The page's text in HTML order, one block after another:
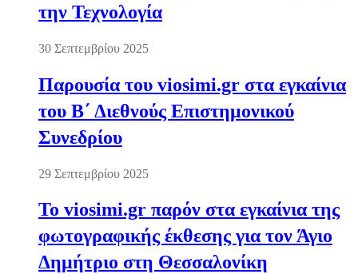
την Τεχνολογία
30 Σεπτεμβρίου 2025
Παρουσία του viosimi.gr στα εγκαίνια
του Β΄ Διεθνούς Επιστημονικού
Συνεδρίου
29 Σεπτεμβρίου 2025
Το viosimi.gr παρόν στα εγκαίνια της
φωτογραφικής έκθεσης για τον Άγιο
Δημήτριο στη Θεσσαλονίκη